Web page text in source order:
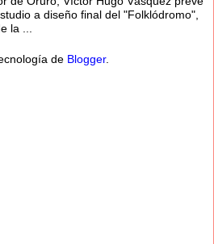
a diseño final del "Folklódromo",
la ...
de Blogger.